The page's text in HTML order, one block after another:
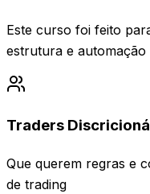
Este curso foi feito
estrutura e automação
Traders
Que querem regras e
de trading